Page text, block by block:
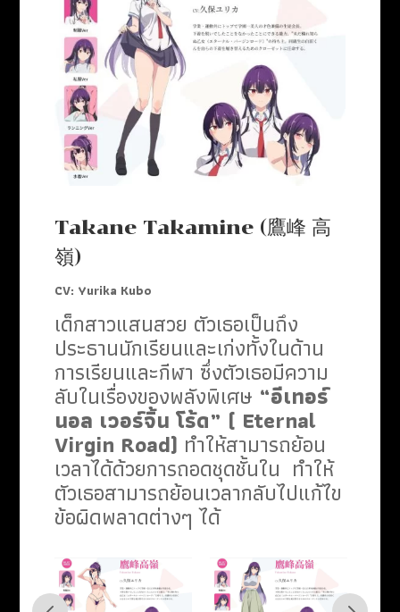
Takane Takamine (鷹峰 高
嶺)
CV: Yurika Kubo
เด็กสาวแสนสวย ตัวเธอเป็นถึง
ประธานนักเรียนและเก่งทั้งในด้าน
การเรียนและกีฬา ซึ่งตัวเธอมีความ
ลับในเรื่องของพลังพิเศษ “อีเทอร์
นอล เวอร์จิ้น โร้ด” ( Eternal
Virgin Road) ทำให้สามารถย้อน
เวลาได้ด้วยการถอดชุดชั้นใน ทำให้
ตัวเธอสามารถย้อนเวลากลับไปแก้ไข
ข้อผิดพลาดต่างๆ ได้